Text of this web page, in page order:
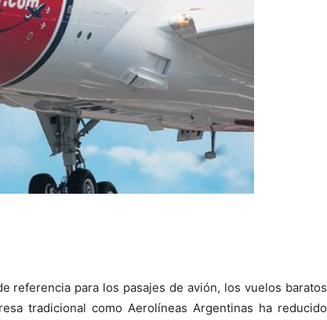
referencia para los pasajes de avión, los vuelos baratos
tradicional como Aerolíneas Argentinas ha reducido